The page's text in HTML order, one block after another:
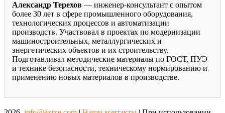
Александр Терехов — инженер-консультант с опытом
более 30 лет в сфере промышленного оборудования,
технологических процессов и автоматизации
производств. Участвовал в проектах по модернизации
машиностроительных, металлургических и
энергетических объектов и их строительству.
Подготавливал методические материалы по ГОСТ, ПУЭ
и технике безопасности, техническому нормированию и
применению новых материалов в производстве.